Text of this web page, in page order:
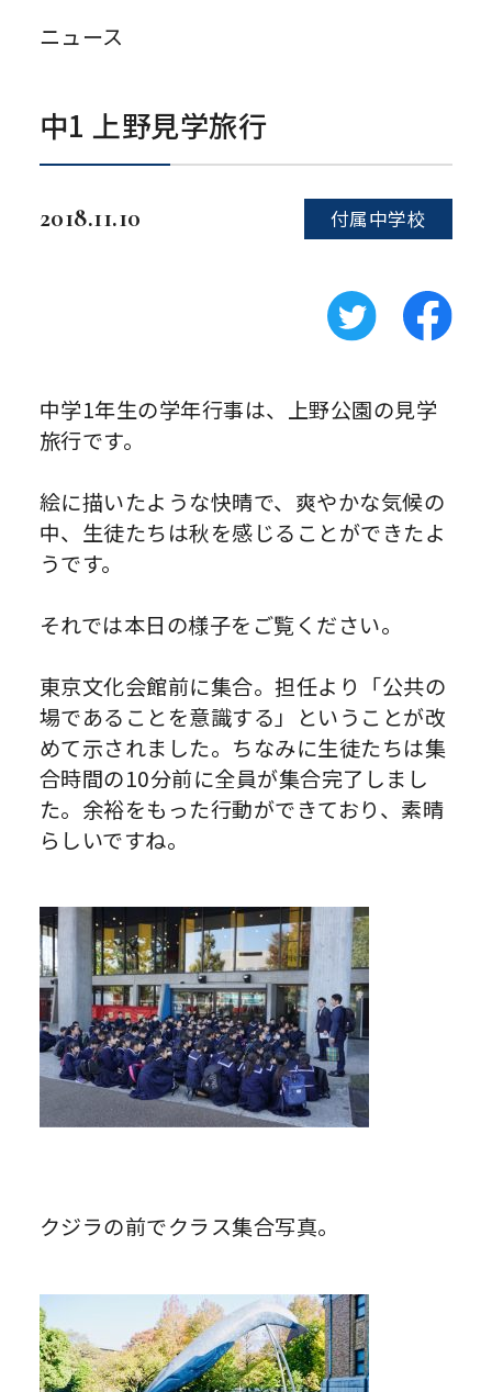
ニュース
中1 上野見学旅行
2018.11.10 付属中学校
中学1年生の学年行事は、上野公園の見学
旅行です。
絵に描いたような快晴で、爽やかな気候の
中、生徒たちは秋を感じることができたよ
うです。
それでは本日の様子をご覧ください。
東京文化会館前に集合。担任より「公共の
場であることを意識する」ということが改
めて示されました。ちなみに生徒たちは集
合時間の10分前に全員が集合完了しまし
た。余裕をもった行動ができており、素晴
らしいですね。
クジラの前でクラス集合写真。